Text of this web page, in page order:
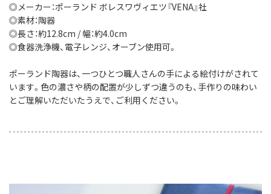
◎メーカー：ポーランド ボレスワヴィエツ『VENA』社
◎素材：陶器
◎長さ：約12.8cm / 幅：約4.0cm
◎食器洗浄機、電子レンジ、オーブン使用可。
ポーランド陶器は、一つひとつ職人さんの手による絵付けがされて
います。色の濃さや柄の配置が少しずつ違うのも、手作りの味わい
とご理解いただいたうえで、ご利用ください。